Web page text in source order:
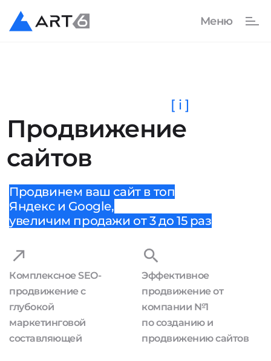
Продвижение
сайтов
[ i ]
Продвинем ваш сайт в топ
Яндекс и Google,
увеличим продажи от 3 до 15 раз
Комплексное SEO-
продвижение с
глубокой
маркетинговой
составляющей
Эффективное
продвижение от
компании №1
по созданию и
продвижению сайтов